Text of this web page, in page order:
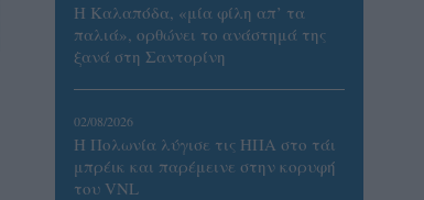
Η Καλαπόδα, «μία φίλη απ’ τα
παλιά», ορθώνει το ανάστημά της
ξανά στη Σαντορίνη
02/08/2026
Η Πολωνία λύγισε τις ΗΠΑ στο τάι
μπρέικ και παρέμεινε στην κορυφή
του VNL